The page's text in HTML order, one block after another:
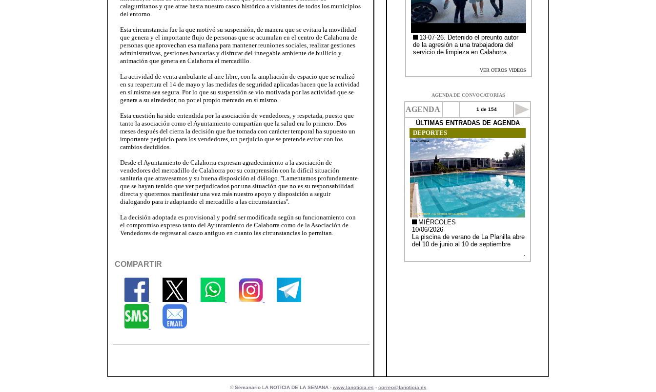
calagurritanos y que atrae hasta nuestro casco histórico a visitantes de todos los municipios
del entorno.
Esta circunstancia fue la que motivó su suspensión, de manera que se evitara la movilidad
que genera y el importante flujo de personas que se acumulan en el centro de Calahorra de
personas que aprovechan esa mañana para mantener reuniones sociales, realizar gestiones
administrativas, gestiones bancarias y disfrutar del innegable ambiente de bullicio y
animación que genera en Calahorra el mercadillo.
La actividad de venta ambulante al aire libre, con la ampliación de espacio que se realizó
en su reapertura el 14 de mayo y las medidas de seguridad aplicadas hacen que la actividad
en sí misma sea segura. Por lo que su suspensión se vio motivada por las actividad que se
genera a su alrededor, no por el propio mercado en sí mismo.
Esta cuestión ha sido entendida por la asociación de vendedores, y respetada, puesto que
tanto la asociación como el Ayuntamiento compartían que la salud era lo primero. Dos
meses después del cierra la decisión que fue tomada con carácter temporal ha supuesto un
importante perjuicio para los vendedores, un perjuicio que se pretende evitar con los
cambios decididos.
Desde el Ayuntamiento de Calahorra expresan agradecimiento a la asociación de
vendedores del mercadillo de Calahorra por su comprensión con la difícil situación
sanitaria que atravesamos y su buena disposición al diálogo. ''Lamentamos profundamente
que se hayan tenido que ver perjudicados por una situación que no es su responsabilidad
directa y queremos manifestar una vez más nuestro apoyo y disposición a seguir
dialogando para ir adaptando el mercadillo a las circunstancias''.
La decisión adoptada es provisional y podrá ser modificada según su funcionamiento con
el compromiso expreso tanto del Ayuntamiento de Calahorra como de la Asociación de
Vendedores de regresar al casco antiguo en cuanto las circunstancias lo permitan.
COMPARTIR
AGENDA DE CONVOCATORIAS
© Semanario LA NOTICIA DE LA SEMANA - www.lanoticia.es - correo@lanoticia.es